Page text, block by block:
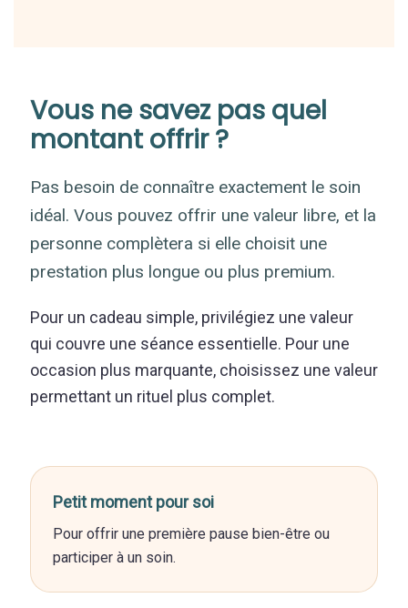
Vous ne savez pas quel
montant offrir ?
Pas besoin de connaître exactement le soin
idéal. Vous pouvez offrir une valeur libre, et la
personne complètera si elle choisit une
prestation plus longue ou plus premium.
Pour un cadeau simple, privilégiez une valeur
qui couvre une séance essentielle. Pour une
occasion plus marquante, choisissez une valeur
permettant un rituel plus complet.
Petit moment pour soi
Pour offrir une première pause bien-être ou
participer à un soin.